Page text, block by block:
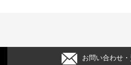
お問い合わせ